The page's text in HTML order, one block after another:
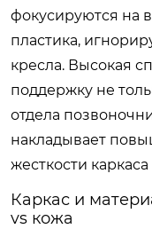
фокусируются на
пластика,
кресла. Высокая
поддержку не
отдела
накладывает
жесткости
Каркас и
vs кожа